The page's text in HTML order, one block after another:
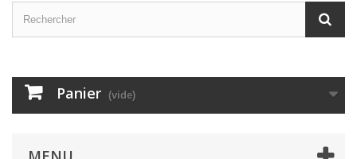
Panier (vide)